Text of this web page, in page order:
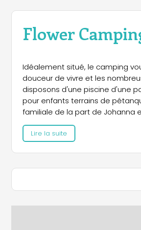
Flower
Idéalement situé, le camping
douceur de vivre et les
disposons d'une piscine d'une
pour enfants terrains de
familiale de la part de Johanna
Lire la suite